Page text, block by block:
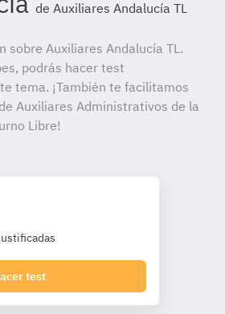
de Auxiliares Andalucía TL
sobre Auxiliares Andalucía TL.
podrás hacer test
tema. ¡También te facilitamos
Auxiliares Administrativos de la
Libre!
test